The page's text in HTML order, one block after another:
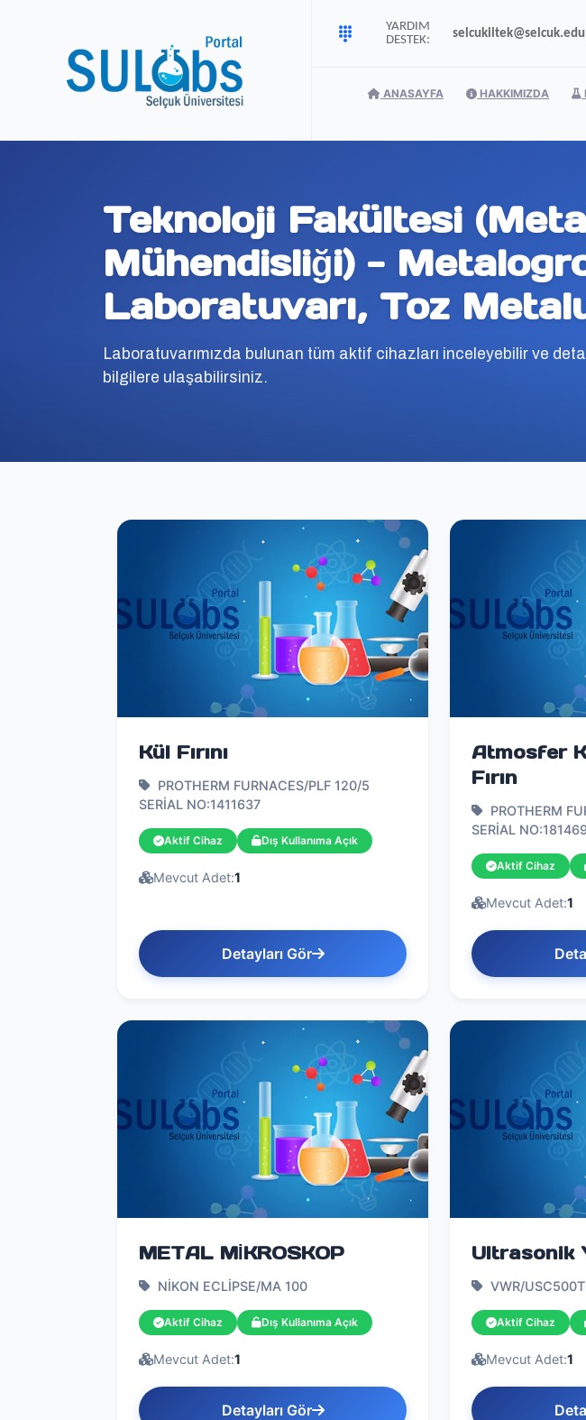
YARDIM
DESTEK:
ANASAYFA HAKKIMIZDA
Teknoloji Fakültesi
Mühendisliği) -
Laboratuvarı, Toz
Laboratuvarımızda bulunan tüm aktif cihazları inceleyebilir ve
bilgilere ulaşabilirsiniz.
Kül Fırını
PROTHERM FURNACES/PLF 120/5
SERİAL NO:1411637
Aktif Cihaz Dış Kullanıma Açık
Mevcut Adet:1
Detayları Gör
Atmosfer
Fırın
PROTHERM
SERİAL
Aktif Cihaz
Mevcut Adet:1
METAL MİKROSKOP
NİKON ECLİPSE/MA 100
Aktif Cihaz Dış Kullanıma Açık
Mevcut Adet:1
Detayları Gör
Ultrasonik
VWR/
Aktif Cihaz
Mevcut Adet:1